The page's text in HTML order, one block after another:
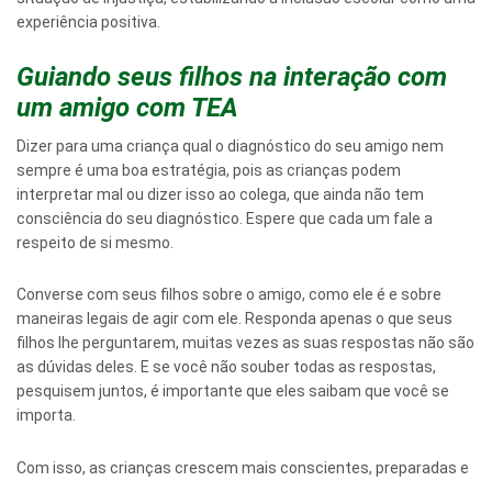
experiência positiva.
Guiando seus filhos na interação com
um amigo com TEA
Dizer para uma criança qual o diagnóstico do seu amigo nem
sempre é uma boa estratégia, pois as crianças podem
interpretar mal ou dizer isso ao colega, que ainda não tem
consciência do seu diagnóstico. Espere que cada um fale a
respeito de si mesmo.
Converse com seus filhos sobre o amigo, como ele é e sobre
maneiras legais de agir com ele. Responda apenas o que seus
filhos lhe perguntarem, muitas vezes as suas respostas não são
as dúvidas deles. E se você não souber todas as respostas,
pesquisem juntos, é importante que eles saibam que você se
importa.
Com isso, as crianças crescem mais conscientes, preparadas e